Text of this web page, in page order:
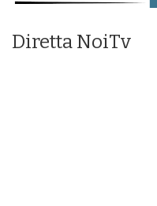
Diretta NoiTv